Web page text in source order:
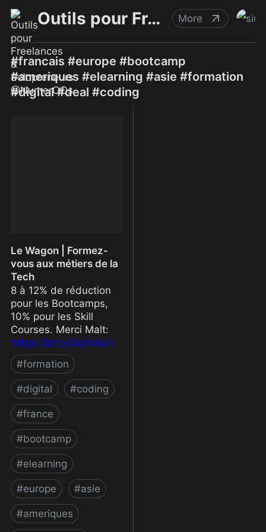
Outils pour Freelances & Solopreneurs @NumerOOs More
#francais #europe #bootcamp
#ameriques #elearning #asie #formation
#digital #deal #coding
Le Wagon | Formez-
vous aux métiers de la
Tech
8 à 12% de réduction
pour les Bootcamps,
10% pour les Skill
Courses. Merci Malt:
https://bit.ly/3qhMaiV
#formation
#digital #coding
#france
#bootcamp
#elearning
#europe #asie
#ameriques